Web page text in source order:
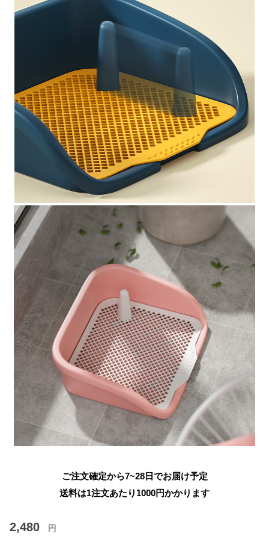
ご注文確定から7~28日でお届け予定
送料は1注文あたり 1000円かかります
2,480 円